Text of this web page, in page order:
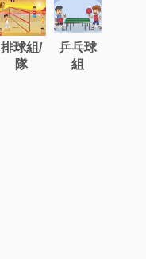
排球組/
隊
乒乓球
組